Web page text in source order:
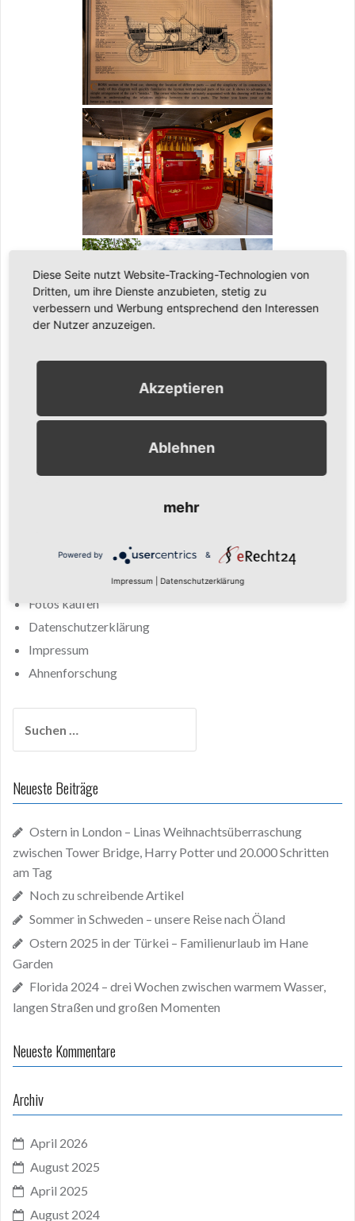
[ZEIGE EINE SLIDESHOW]
Startseite
Fotos kaufen
Datenschutzerklärung
Impressum
Ahnenforschung
nach:
Neueste Beiträge
Ostern in London – Linas Weihnachtsüberraschung
zwischen Tower Bridge, Harry Potter und 20.000 Schritten
am Tag
Noch zu schreibende Artikel
Sommer in Schweden – unsere Reise nach Öland
Ostern 2025 in der Türkei – Familienurlaub im Hane
Garden
Florida 2024 – drei Wochen zwischen warmem Wasser,
langen Straßen und großen Momenten
Neueste Kommentare
Archiv
April 2026
August 2025
April 2025
August 2024
Diese Seite nutzt Website-Tracking-Technologien von
Dritten, um ihre Dienste anzubieten, stetig zu
verbessern und Werbung entsprechend den Interessen
der Nutzer anzuzeigen.
Akzeptieren
Ablehnen
mehr
Powered by &
Impressum Datenschutzerklärung